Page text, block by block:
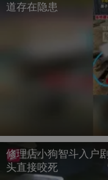
道存在隐患
修理店小狗智斗入户
头直接咬死